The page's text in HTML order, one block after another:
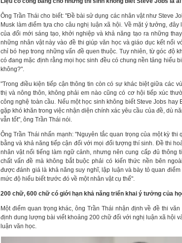
Ông Trần Thái cho biết: "Đề bài sử dụng các nhân vật như Steve
Musk làm điểm tựa cho câu nghị luận xã hội. Về mặt ý tưởng,
của đổi mới sáng tạo, khởi nghiệp và khả năng tạo ra những
những nhân vật này vào đề thi giúp văn học và giáo dục kết nối
chỉ bó hẹp trong những vấn đề quen thuộc. Tuy nhiên, từ góc độ
có đang mặc định rằng mọi học sinh đều có chung nền tảng hiểu
không?".
"Trong điều kiện tiếp cận thông tin còn có sự khác biệt giữa các
thị và nông thôn, không phải em nào cũng có cơ hội tiếp xúc
công nghệ toàn cầu. Nếu một học sinh không biết Steve Jobs hay
gặp khó khăn trong việc nhận diện chính xác yêu cầu của đề, dù
vẫn tốt", ông Trần Thái nói.
Ông Trần Thái nhấn mạnh: "Nguyên tắc quan trọng của một kỳ thi
bằng và khả năng tiếp cận đối với mọi đối tượng thí sinh. Đề thi
nhân vật nổi tiếng làm ngữ cảnh, nhưng nên cung cấp đủ thông
chất vấn đề mà không bắt buộc phải có kiến thức nền bên
được đánh giá là khả năng suy nghĩ, lập luận và bày tỏ quan
mức độ hiểu biết trước đó về một nhân vật cụ thể".
200 chữ, 600 chữ có giới hạn khả năng triển khai ý tưởng của
Một điểm quan trọng khác, ông Trần Thái nhận định về đề thi
định dung lượng bài viết khoảng 200 chữ đối với nghị luận xã hội
luận văn học.